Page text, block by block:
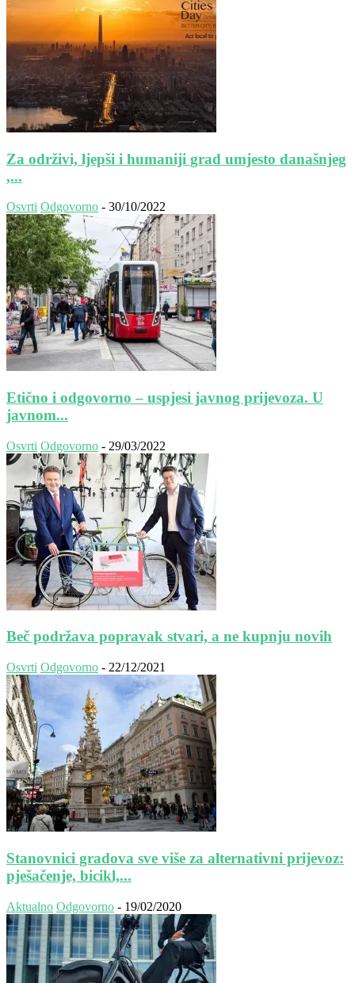
Za održivi, ljepši i humaniji grad umjesto današnjeg
,...
Osvrti Odgovorno - 30/10/2022
Etično i odgovorno – uspjesi javnog prijevoza. U
javnom...
Osvrti Odgovorno - 29/03/2022
Beč podržava popravak stvari, a ne kupnju novih
Osvrti Odgovorno - 22/12/2021
Stanovnici gradova sve više za alternativni prijevoz:
pješačenje, bicikl,...
Aktualno Odgovorno - 19/02/2020